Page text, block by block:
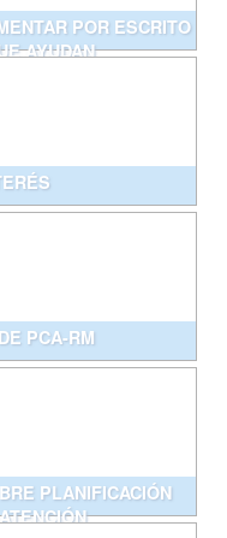
POR ESCRITO
AYUDAN
PCA-RM
PLANIFICACIÓN